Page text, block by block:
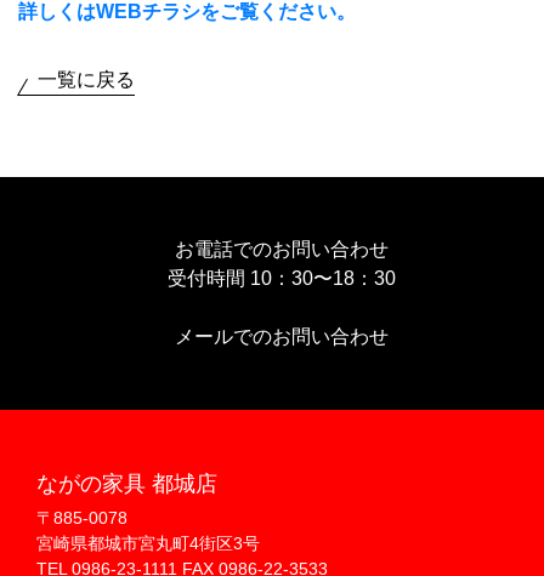
詳しくはWEBチラシをご覧ください。
一覧に戻る
お電話でのお問い合わせ
受付時間 10：30〜18：30
メールでのお問い合わせ
ながの家具 都城店
〒885-0078
宮崎県都城市宮丸町4街区3号
TEL 0986-23-1111 FAX 0986-22-3533